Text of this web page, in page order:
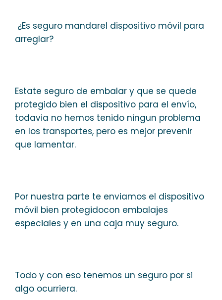
¿Es seguro mandarel dispositivo móvil para
arreglar?
Estate seguro de embalar y que se quede
protegido bien el dispositivo para el envío,
todavia no hemos tenido ningun problema
en los transportes, pero es mejor prevenir
que lamentar.
Por nuestra parte te enviamos el dispositivo
móvil bien protegidocon embalajes
especiales y en una caja muy seguro.
Todo y con eso tenemos un seguro por si
algo ocurriera.